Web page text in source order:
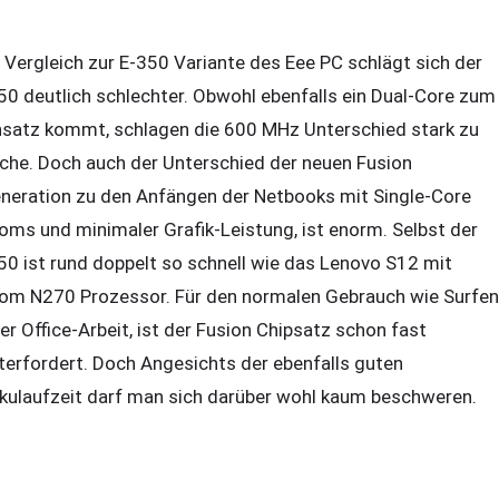
zur E-350 Variante des Eee PC schlägt sich der
deutlich schlechter. Obwohl ebenfalls ein Dual-Core zum
kommt, schlagen die 600 MHz Unterschied stark zu
Doch auch der Unterschied der neuen Fusion
zu den Anfängen der Netbooks mit Single-Core
und minimaler Grafik-Leistung, ist enorm. Selbst der
ist rund doppelt so schnell wie das Lenovo S12 mit
N270 Prozessor. Für den normalen Gebrauch wie Surfen
Office-Arbeit, ist der Fusion Chipsatz schon fast
Doch Angesichts der ebenfalls guten
darf man sich darüber wohl kaum beschweren.